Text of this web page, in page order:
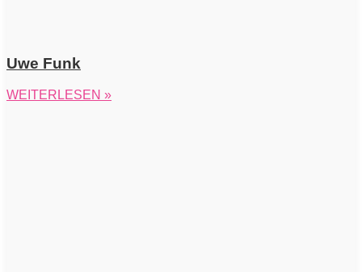
Uwe Funk
WEITERLESEN »